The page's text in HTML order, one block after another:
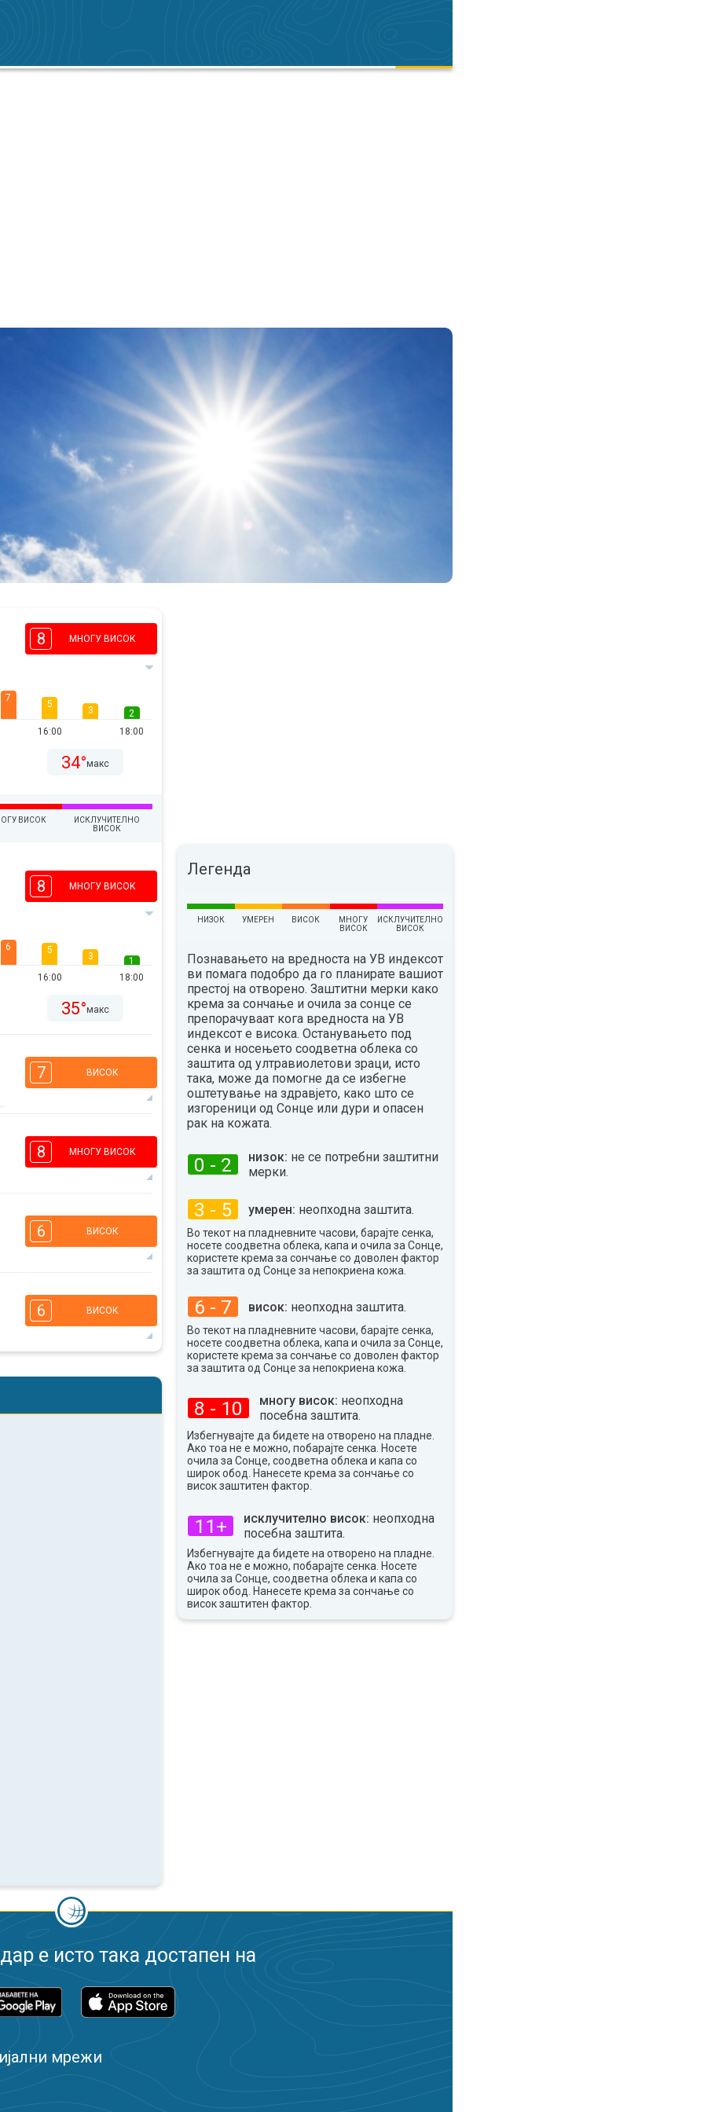
8 МНОГУ ВИСОК
7
5
16:00
3
2
18:00
34°макс
ВИСОК
ИСКЛУЧИТЕЛНО
ВИСОК
8 МНОГУ ВИСОК
6 5
16:00
3
1
18:00
35°макс
7 ВИСОК
16:00
3
35°макс
8 МНОГУ ВИСОК
5
16:00
35°макс
6 ВИСОК
16:00
3
35°
6 ВИСОК
3
2
Легенда
НИЗОК УМЕРЕН ВИСОК
МНОГУ
ВИСОК
ИСКЛУЧИТЕЛНО
ВИСОК
Познавањето на вредноста на УВ индексот
ви помага подобро да го планирате вашиот
престој на отворено. Заштитни мерки како
крема за сончање и очила за сонце се
препорачуваат кога вредноста на УВ
индексот е висока. Останувањето под
сенка и носењето соодветна облека со
заштита од ултравиолетови зраци, исто
така, може да помогне да се избегне
оштетување на здравјето, како што се
изгореници од Сонце или дури и опасен
рак на кожата.
0 - 2 низок: не се потребни заштитни
мерки.
3 - 5 умерен: неопходна заштита.
Во текот на пладневните часови, барајте сенка,
носете соодветна облека, капа и очила за Сонце,
користете крема за сончање со доволен фактор
за заштита од Сонце за непокриена кожа.
6 - 7 висок: неопходна заштита.
Во текот на пладневните часови, барајте сенка,
носете соодветна облека, капа и очила за Сонце,
користете крема за сончање со доволен фактор
за заштита од Сонце за непокриена кожа.
8 - 10 многу висок: неопходна
посебна заштита.
Избегнувајте да бидете на отворено на пладне.
Ако тоа не е можно, побарајте сенка. Носете
очила за Сонце, соодветна облека и капа со
широк обод. Нанесете крема за сончање со
висок заштитен фактор.
11+ исклучително висок: неопходна
посебна заштита.
Избегнувајте да бидете на отворено на пладне.
Ако тоа не е можно, побарајте сенка. Носете
очила за Сонце, соодветна облека и капа со
широк обод. Нанесете крема за сончање со
висок заштитен фактор.
е исто така достапен на
мрежи